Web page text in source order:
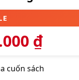
₫
cuốn sách